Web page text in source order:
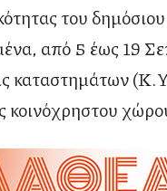
του
από 5 έως 19
καταστημάτων
κοινόχρηστου